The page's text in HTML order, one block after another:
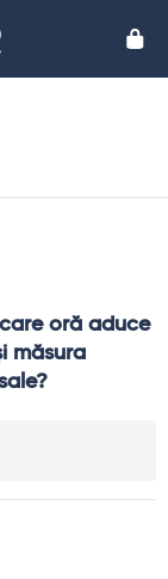
oră aduce
măsura